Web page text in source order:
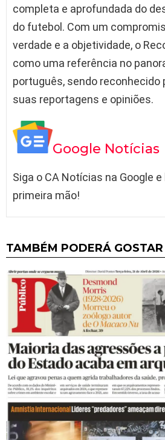
completa e aprofundada do
do futebol. Com um
verdade e a objetividade, o
como uma referência no
português, sendo reconhecido
suas reportagens e opiniões.
Google Notícias
Siga o CA Notícias na Google
primeira mão!
TAMBÉM PODERÁ GOSTAR